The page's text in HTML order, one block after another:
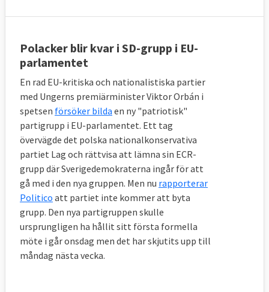
Polacker blir kvar i SD-grupp i EU-
parlamentet
En rad EU-kritiska och nationalistiska partier
med Ungerns premiärminister Viktor Orbán i
spetsen försöker bilda en ny "patriotisk"
partigrupp i EU-parlamentet. Ett tag
övervägde det polska nationalkonservativa
partiet Lag och rättvisa att lämna sin ECR-
grupp där Sverigedemokraterna ingår för att
gå med i den nya gruppen. Men nu rapporterar
Politico att partiet inte kommer att byta
grupp. Den nya partigruppen skulle
ursprungligen ha hållit sitt första formella
möte i går onsdag men det har skjutits upp till
måndag nästa vecka.